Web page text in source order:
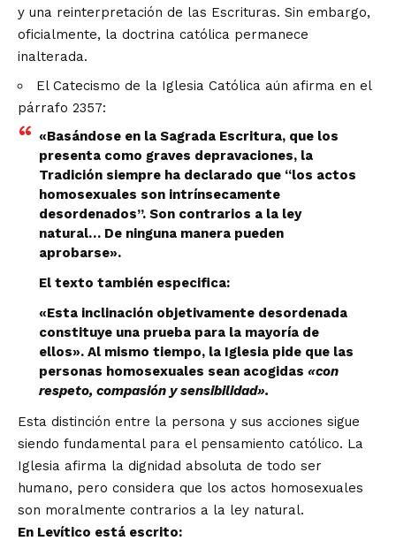
y una reinterpretación de las Escrituras. Sin embargo,
oficialmente, la doctrina católica permanece
inalterada.
El Catecismo de la Iglesia Católica aún afirma en el
párrafo 2357:
«Basándose en la Sagrada Escritura, que los
presenta como graves depravaciones, la
Tradición siempre ha declarado que “los actos
homosexuales son intrínsecamente
desordenados”. Son contrarios a la ley
natural… De ninguna manera pueden
aprobarse».
El texto también especifica:
«Esta inclinación objetivamente desordenada
constituye una prueba para la mayoría de
ellos». Al mismo tiempo, la Iglesia pide que las
personas homosexuales sean acogidas «con
respeto, compasión y sensibilidad».
Esta distinción entre la persona y sus acciones sigue
siendo fundamental para el pensamiento católico. La
Iglesia afirma la dignidad absoluta de todo ser
humano, pero considera que los actos homosexuales
son moralmente contrarios a la ley natural.
En Levítico está escrito: